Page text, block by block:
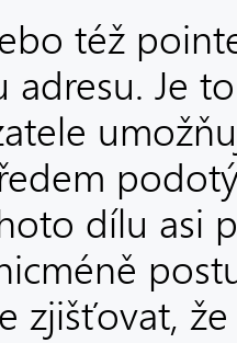
též
Je
dílu asi
zjišťovat,